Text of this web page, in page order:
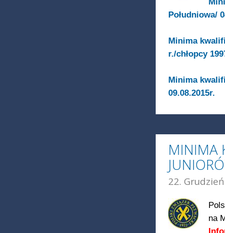
Południowa/
Minima
r./chłopcy
Minima
09.08.2015r.
MINIMA
22.
na